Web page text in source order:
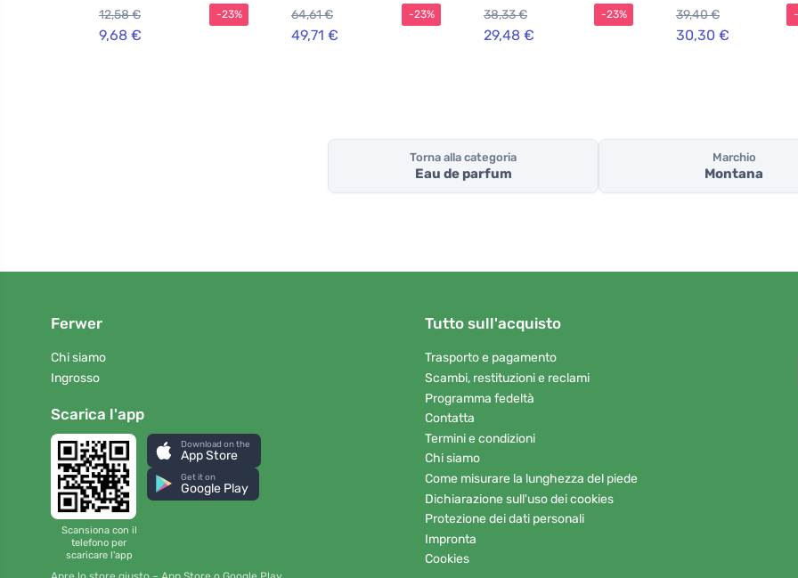
12,58 €
9,68 €
-23% 64,61 €
49,71 €
-23%
38,33 €
29,48 €
-23%
39,40 €
30,30 €
Torna alla categoria
Eau de parfum
Marchio
Montana
Ferwer
Chi siamo
Ingrosso
Scarica l'app
Scansiona con il
telefono per
scaricare l'app
Download on the
App Store
Get it on
Google Play
Tutto sull'acquisto
Trasporto e pagamento
Scambi, restituzioni e reclami
Programma fedeltà
Contatta
Termini e condizioni
Chi siamo
Come misurare la lunghezza del piede
Dichiarazione sull'uso dei cookies
Protezione dei dati personali
Impronta
Cookies